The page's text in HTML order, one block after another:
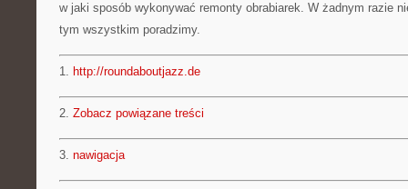
w jaki sposób wykonywać remonty obrabiarek. W żadnym razie
tym wszystkim poradzimy.
1. http://roundaboutjazz.de
2. Zobacz powiązane treści
3. nawigacja